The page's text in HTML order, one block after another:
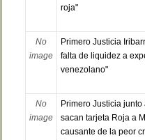
roja"
No
image
Primero Justicia
falta de liquidez a
venezolano"
No
image
Primero Justicia
sacan tarjeta Roja a
causante de la peor